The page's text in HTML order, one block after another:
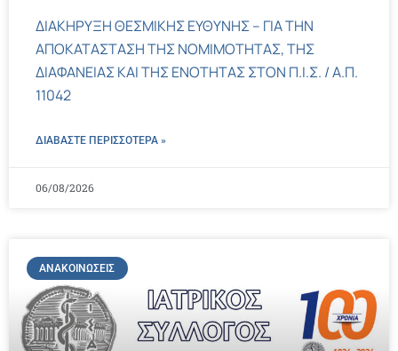
ΔΙΑΚΗΡΥΞΗ ΘΕΣΜΙΚΗΣ ΕΥΘΥΝΗΣ – ΓΙΑ ΤΗΝ
ΑΠΟΚΑΤΑΣΤΑΣΗ ΤΗΣ ΝΟΜΙΜΟΤΗΤΑΣ, ΤΗΣ
ΔΙΑΦΑΝΕΙΑΣ ΚΑΙ ΤΗΣ ΕΝΟΤΗΤΑΣ ΣΤΟΝ Π.Ι.Σ. / Α.Π.
11042
ΔΙΑΒΑΣΤΕ ΠΕΡΙΣΣΌΤΕΡΑ »
06/08/2026
ΑΝΑΚΟΙΝΏΣΕΙΣ